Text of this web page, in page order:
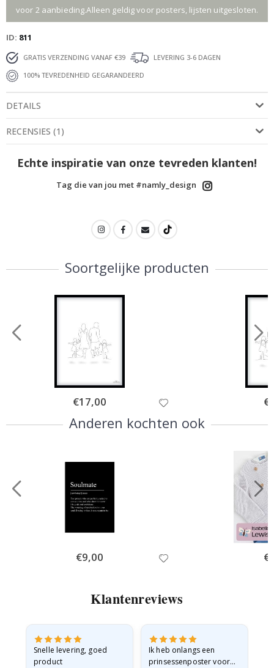
voor 2 aanbieding.Alleen geldig voor posters, lijsten uitgesloten.
ID 811
GRATIS VERZENDING VANAF €39
LEVERING 3-6 DAGEN
100% TEVREDENHEID GEGARANDEERD
DETAILS
RECENSIES (1 )
Echte inspiratie van onze tevreden klanten!
Tag die van jou met #namly_design
Soortgelijke producten
Special
Price
€17,00
Anderen kochten ook
Special
Price
€9,00
Klantenreviews
Snelle levering, goed
product
Ik heb onlangs een
prinsessenposter voor